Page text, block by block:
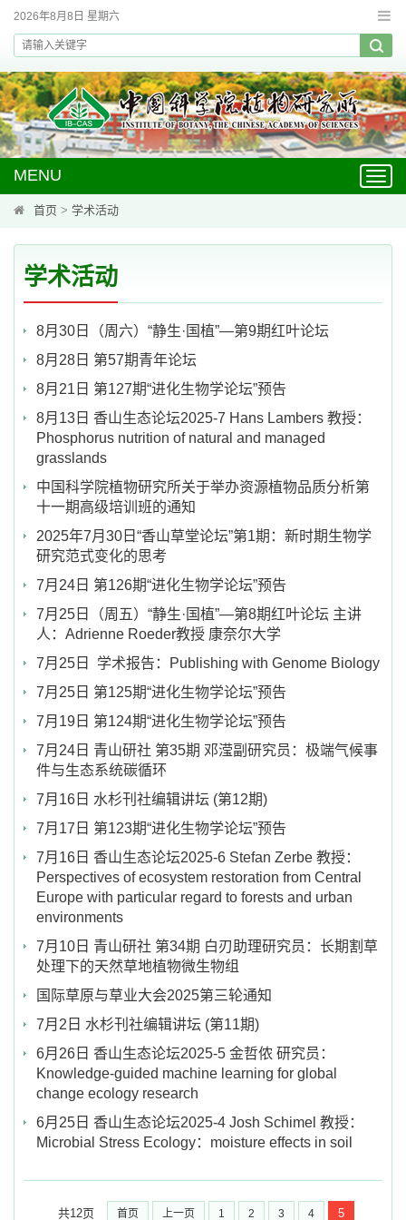
2026年8月8日 星期六
MENU
首页 > 学术活动
学术活动
8月30日（周六）“静生·国植”—第9期红叶论坛
8月28日 第57期青年论坛
8月21日 第127期“进化生物学论坛”预告
8月13日 香山生态论坛2025-7 Hans Lambers 教授：
Phosphorus nutrition of natural and managed
grasslands
中国科学院植物研究所关于举办资源植物品质分析第
十一期高级培训班的通知
2025年7月30日“香山草堂论坛”第1期：新时期生物学
研究范式变化的思考
7月24日 第126期“进化生物学论坛”预告
7月25日（周五）“静生·国植”—第8期红叶论坛 主讲
人：Adrienne Roeder教授 康奈尔大学
7月25日 学术报告：Publishing with Genome Biology
7月25日 第125期“进化生物学论坛”预告
7月19日 第124期“进化生物学论坛”预告
7月24日 青山研社 第35期 邓滢副研究员：极端气候事
件与生态系统碳循环
7月16日 水杉刊社编辑讲坛 (第12期)
7月17日 第123期“进化生物学论坛”预告
7月16日 香山生态论坛2025-6 Stefan Zerbe 教授：
Perspectives of ecosystem restoration from Central
Europe with particular regard to forests and urban
environments
7月10日 青山研社 第34期 白刃助理研究员：长期割草
处理下的天然草地植物微生物组
国际草原与草业大会2025第三轮通知
7月2日 水杉刊社编辑讲坛 (第11期)
6月26日 香山生态论坛2025-5 金哲侬 研究员：
Knowledge-guided machine learning for global
change ecology research
6月25日 香山生态论坛2025-4 Josh Schimel 教授：
Microbial Stress Ecology：moisture effects in soil
共12页 首页 上一页 1 2 3 4 5